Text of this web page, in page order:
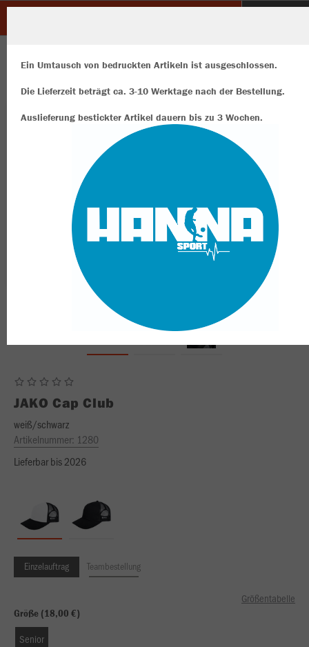
JAKO Cap Club
weiß/schwarz
Artikelnummer: 1280
Lieferbar bis 2026
Einzelauftrag Teambestellung
Größentabelle
Größe (18,00 €)
Senior
Ein Umtausch von bedruckten Artikeln ist ausgeschlossen.
Die Lieferzeit beträgt ca. 3-10 Werktage nach der Bestellung.
Auslieferung bestickter Artikel dauern bis zu 3 Wochen.
Wir verwenden Cookies
Durch die Analyse der Besucherdaten können wir dir personalisierte
Inhalte anzeigen und unsere Website verbessern. Weitere
zu den Cookies findest Du in den Einstellungen.
Alle ablehnen
mehr Infos